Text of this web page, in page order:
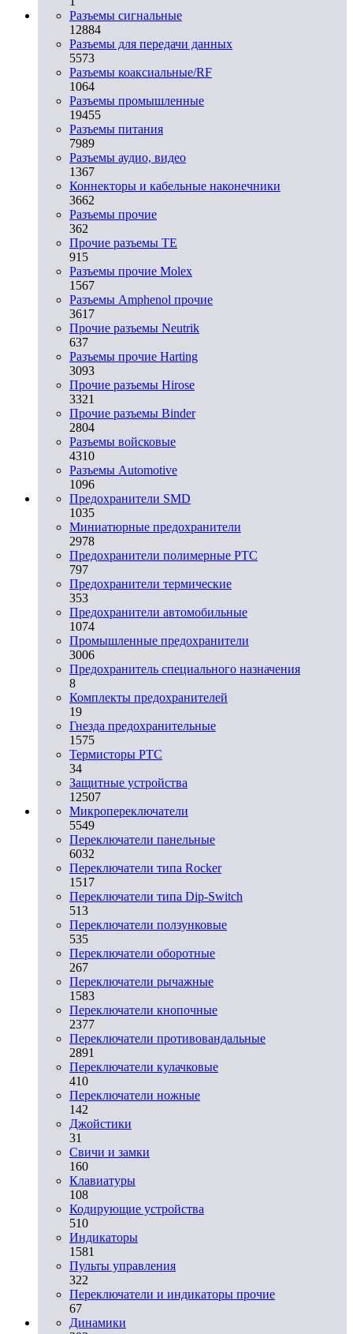
Разъeмы сигнальные
12884
Разъeмы для передачи данных
5573
Разъeмы коаксиальные/RF
1064
Разъeмы промышленные
19455
Разъeмы питания
7989
Разъeмы аудио, видео
1367
Коннекторы и кабельные наконечники
3662
Разъeмы прочие
362
Прочие разъемы TE
915
Разъемы прочие Molex
1567
Разъемы Amphenol прочие
3617
Прочие разъемы Neutrik
637
Разъемы прочие Harting
3093
Прочие разъемы Hirose
3321
Прочие разъемы Binder
2804
Разъемы войсковые
4310
Разъeмы Automotive
1096
Предохранители SMD
1035
Миниатюрные предохранители
2978
Предохранители полимерные PTC
797
Предохранители термические
353
Предохранители автомобильные
1074
Промышленные предохранители
3006
Предохранитель специального назначения
8
Комплекты предохранителей
19
Гнезда предохранительные
1575
Термисторы PTC
34
Защитные устройства
12507
Микропереключатели
5549
Переключатели панельные
6032
Переключатели типа Rocker
1517
Переключатели типа Dip-Switch
513
Переключатели ползунковые
535
Переключатели оборотные
267
Переключатели рычажные
1583
Переключатели кнопочные
2377
Переключатели противовандальные
2891
Переключатели кулачковые
410
Переключатели ножные
142
Джойстики
31
Свичи и замки
160
Клавиатуры
108
Кодирующие устройства
510
Индикаторы
1581
Пульты управления
322
Переключатели и индикаторы прочие
67
Динамики